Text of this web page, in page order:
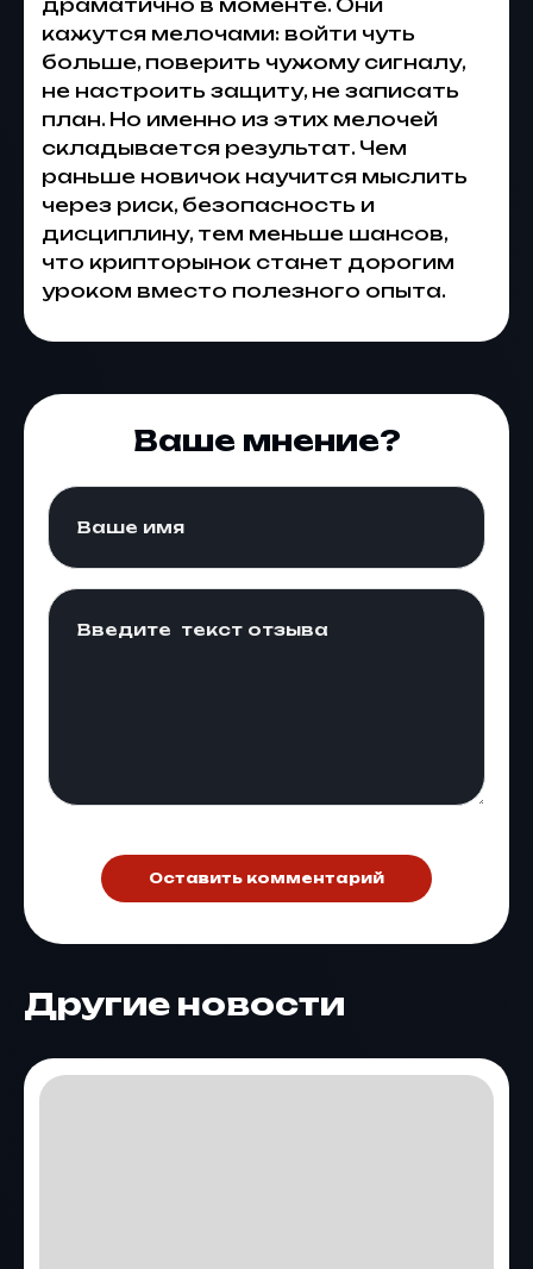
драматично в моменте. Они
кажутся мелочами: войти чуть
больше, поверить чужому сигналу,
не настроить защиту, не записать
план. Но именно из этих мелочей
складывается результат. Чем
раньше новичок научится мыслить
через риск, безопасность и
дисциплину, тем меньше шансов,
что крипторынок станет дорогим
уроком вместо полезного опыта.
Ваше мнение?
Оставить комментарий
Другие новости